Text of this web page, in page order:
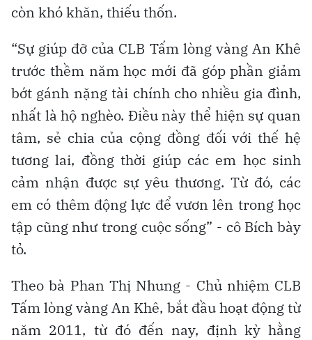
còn khó khăn, thiếu thốn.
“Sự giúp đỡ của CLB Tấm lòng vàng An Khê
trước thềm năm học mới đã góp phần giảm
bớt gánh nặng tài chính cho nhiều gia đình,
nhất là hộ nghèo. Điều này thể hiện sự quan
tâm, sẻ chia của cộng đồng đối với thế hệ
tương lai, đồng thời giúp các em học sinh
cảm nhận được sự yêu thương. Từ đó, các
em có thêm động lực để vươn lên trong học
tập cũng như trong cuộc sống” - cô Bích bày
tỏ.
Theo bà Phan Thị Nhung - Chủ nhiệm CLB
Tấm lòng vàng An Khê, bắt đầu hoạt động từ
năm 2011, từ đó đến nay, định kỳ hằng